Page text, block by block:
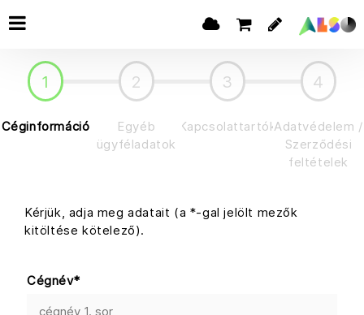
1
Céginformáció
2
Egyéb
ügyféladatok
3
Kapcsolattartók
4
Adatvédelem /
Szerződési
feltételek
Kérjük, adja meg adatait (a *-gal jelölt mezők
kitöltése kötelező).
Cégnév*